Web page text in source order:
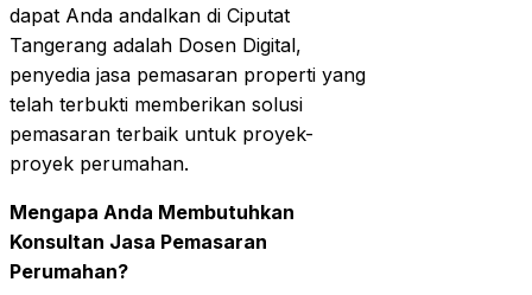
dapat Anda andalkan di Ciputat
Tangerang adalah Dosen Digital,
penyedia jasa pemasaran properti yang
telah terbukti memberikan solusi
pemasaran terbaik untuk proyek-
proyek perumahan.
Mengapa Anda Membutuhkan
Konsultan Jasa Pemasaran
Perumahan?